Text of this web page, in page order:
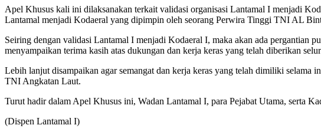
Apel Khusus kali ini dilaksanakan terkait validasi organisasi Lantamal I menjadi
Lantamal menjadi Kodaeral yang dipimpin oleh seorang Perwira Tinggi TNI AL
Seiring dengan validasi Lantamal I menjadi Kodaeral I, maka akan ada pergantian
menyampaikan terima kasih atas dukungan dan kerja keras yang telah diberikan
Lebih lanjut disampaikan agar semangat dan kerja keras yang telah dimiliki
TNI Angkatan Laut.
Turut hadir dalam Apel Khusus ini, Wadan Lantamal I, para Pejabat Utama, serta
(Dispen Lantamal I)